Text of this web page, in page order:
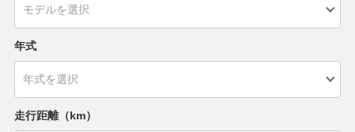
年式
走行距離（km）